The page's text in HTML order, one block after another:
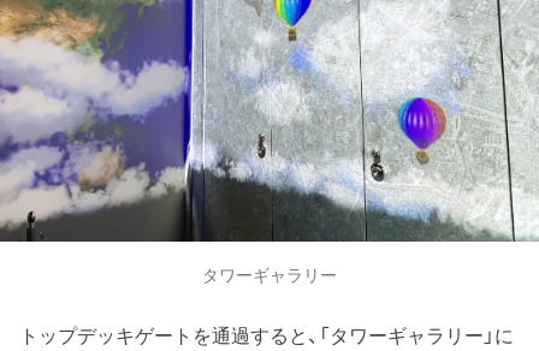
タワーギャラリー
トップデッキゲートを通過すると、「タワーギャラリー」に